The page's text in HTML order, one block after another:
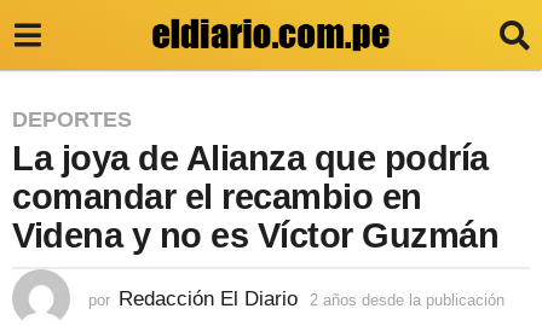
2
a
ñ
o
d
DEPORTES
La joya de Alianza que podría
comandar el recambio en
Videna y no es Víctor Guzmán
por Redacción El Diario 2 años desde la publicación